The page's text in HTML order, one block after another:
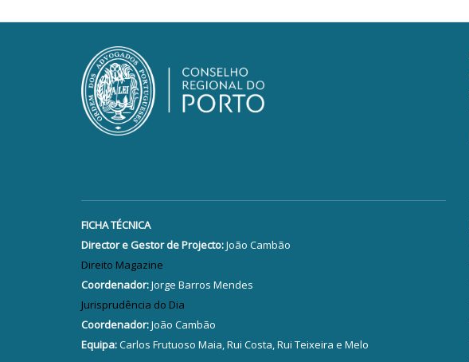
FICHA TÉCNICA
Director e Gestor de Projecto:João Cambão
Direito Magazine
Coordenador:Jorge Barros Mendes
Jurisprudência do Dia
Coordenador:João Cambão
Equipa:Carlos Frutuoso Maia, Rui Costa, Rui Teixeira e Melo